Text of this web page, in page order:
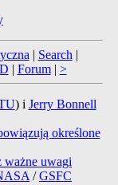
| Search |
| Forum| >
) i Jerry Bonnell
określone
uwagi
/GSFC